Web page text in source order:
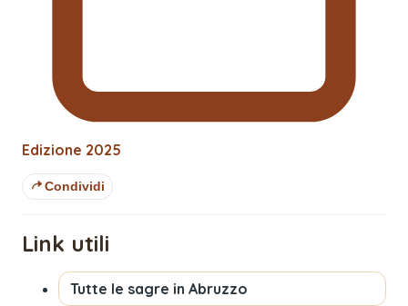
Edizione 2025
Condividi
Link utili
Tutte le sagre in Abruzzo